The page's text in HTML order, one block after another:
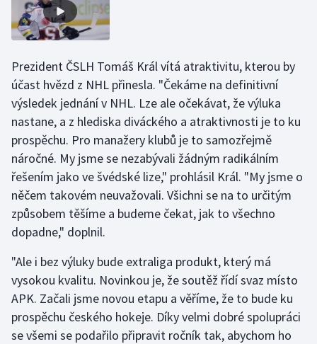
Stolní tenis
Triatlon
Veslování
Vodní slalom
Volejbal
Ostatní
Prezident ČSLH Tomáš Král vítá atraktivitu, kterou by
účast hvězd z NHL přinesla. "Čekáme na definitivní
výsledek jednání v NHL. Lze ale očekávat, že výluka
nastane, a z hlediska diváckého a atraktivnosti je to ku
prospěchu. Pro manažery klubů je to samozřejmě
náročné. My jsme se nezabývali žádným radikálním
řešením jako ve švédské lize," prohlásil Král. "My jsme o
něčem takovém neuvažovali. Všichni se na to určitým
způsobem těšíme a budeme čekat, jak to všechno
dopadne," doplnil.
"Ale i bez výluky bude extraliga produkt, který má
vysokou kvalitu. Novinkou je, že soutěž řídí svaz místo
APK. Začali jsme novou etapu a věříme, že to bude ku
prospěchu českého hokeje. Díky velmi dobré spolupráci
se všemi se podařilo připravit ročník tak, abychom ho